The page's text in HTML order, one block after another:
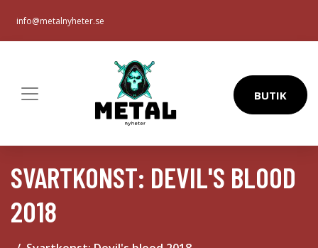
info@metalnyheter.se
BUTIK
SVARTKONST: DEVIL'S BLOOD
2018